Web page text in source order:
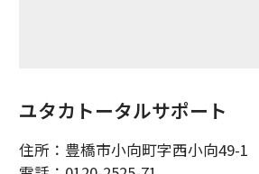
ユタカトータルサポート
住所： 豊橋市小向町字西小向49-1